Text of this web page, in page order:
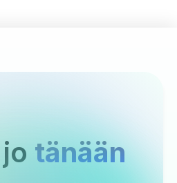
tänään